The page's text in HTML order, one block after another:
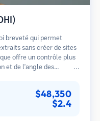
breveté qui permet
sans créer de sites
offre un contrôle plus
et de l'angle des
$48,350
$2.4